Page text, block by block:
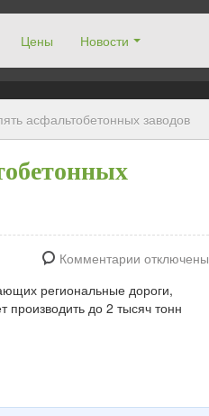
Цены Новости
асфальтобетонных заводов
Комментарии отключены
региональные дороги,
производить до 2 тысяч тонн